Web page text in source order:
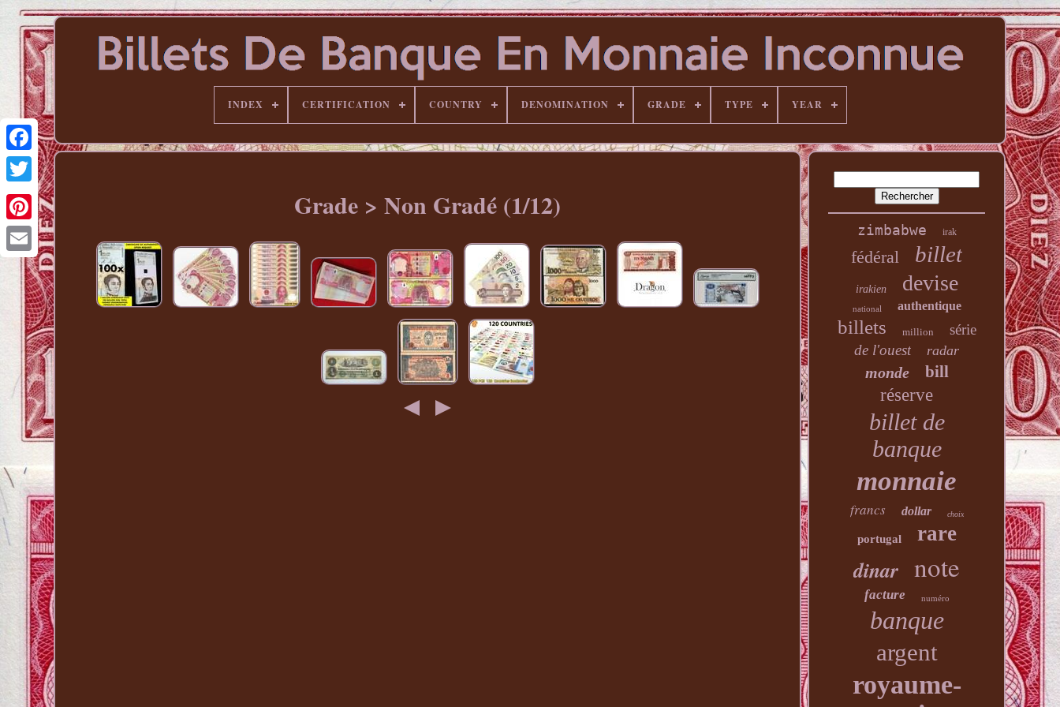
Pinterest
INDEX CERTIFICATION COUNTRY DENOMINATION GRADE TYPE YEAR
Grade > Non Gradé (1/12)
zimbabwe irak
fédéral billet
irakien devise
national authentique
billets million
série
de l'ouest
radar
monde bill
réserve
billet de
banque
monnaie
francs dollar choix
portugal rare
dinar note
facture numéro
banque
argent
royaume-